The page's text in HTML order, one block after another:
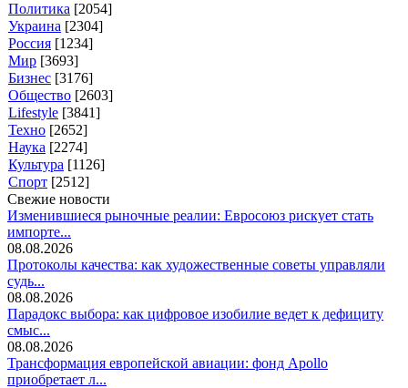
Политика [2054]
Украина [2304]
Россия [1234]
Мир [3693]
Бизнес [3176]
Общество [2603]
Lifestyle [3841]
Техно [2652]
Наука [2274]
Культура [1126]
Спорт [2512]
Свежие новости
Изменившиеся рыночные реалии: Евросоюз рискует стать
импорте...
08.08.2026
Протоколы качества: как художественные советы управляли
судь...
08.08.2026
Парадокс выбора: как цифровое изобилие ведет к дефициту
смыс...
08.08.2026
Трансформация европейской авиации: фонд Apollo
приобретает л...